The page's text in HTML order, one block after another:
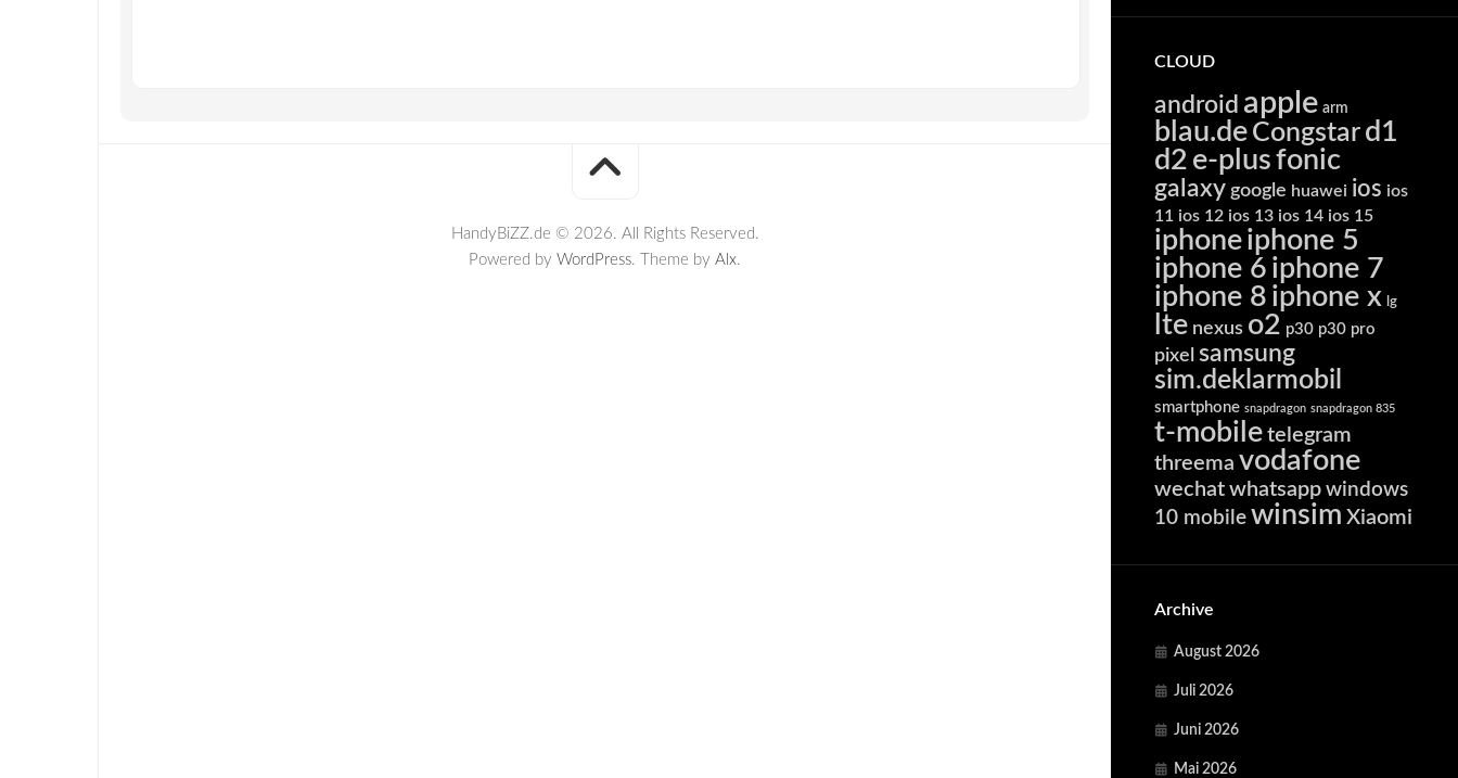
CLOUD
android apple arm
blau.de Congstar d1
d2 e-plusfonic
galaxy google huawei ios ios
11 ios 12 ios 13 ios 14 ios 15
iphoneiphone 5
iphone 6 iphone 7
iphone 8 iphone x lg
lte nexus o2 p30 p30 pro
pixel samsung
sim.deklarmobil
smartphone snapdragon snapdragon 835
t-mobile telegram
threema vodafone
wechat whatsapp windows
10 mobile winsim Xiaomi
Archive
August 2026
Juli 2026
Juni 2026
Mai 2026
HandyBiZZ.de © 2026. All Rights Reserved.
Powered by WordPress. Theme by Alx.